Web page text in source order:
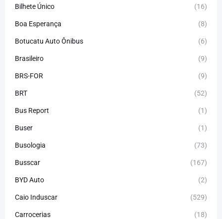
Bilhete Único (16)
Boa Esperança (8)
Botucatu Auto Ônibus (6)
Brasileiro (9)
BRS-FOR (9)
BRT (52)
Bus Report (1)
Buser (1)
Busologia (73)
Busscar (167)
BYD Auto (2)
Caio Induscar (529)
Carrocerias (18)